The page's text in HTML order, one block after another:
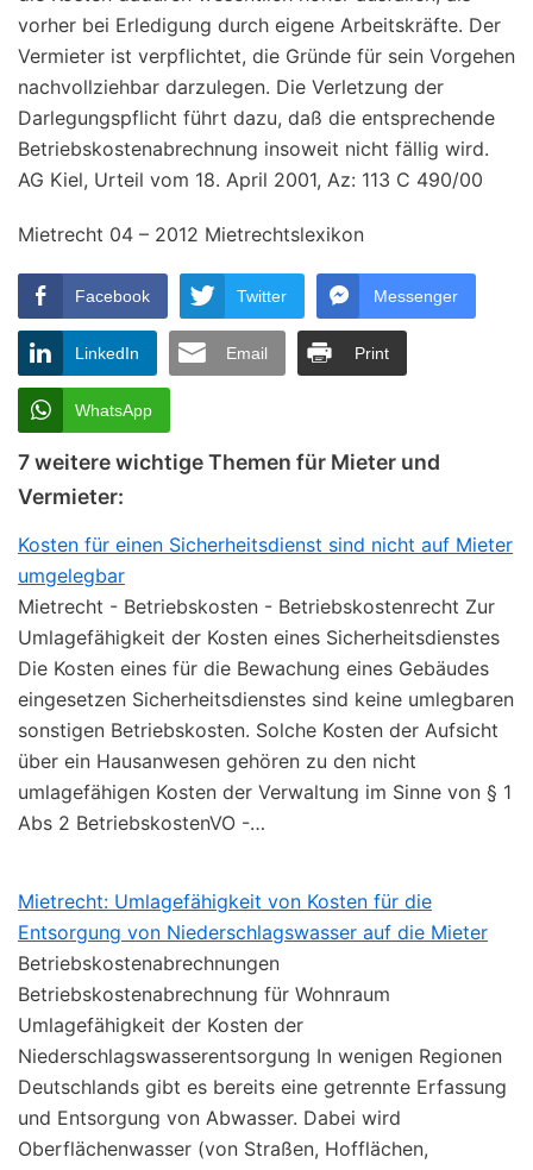
vorher bei Erledigung durch eigene Arbeitskräfte. Der
Vermieter ist verpflichtet, die Gründe für sein Vorgehen
nachvollziehbar darzulegen. Die Verletzung der
Darlegungspflicht führt dazu, daß die entsprechende
Betriebskostenabrechnung insoweit nicht fällig wird.
AG Kiel, Urteil vom 18. April 2001, Az: 113 C 490/00
Mietrecht 04 – 2012 Mietrechtslexikon
Facebook Twitter Messenger
LinkedIn Email Print
WhatsApp
7 weitere wichtige Themen für Mieter und
Vermieter:
Kosten für einen Sicherheitsdienst sind nicht auf Mieter
umgelegbar
Mietrecht - Betriebskosten - Betriebskostenrecht Zur
Umlagefähigkeit der Kosten eines Sicherheitsdienstes
Die Kosten eines für die Bewachung eines Gebäudes
eingesetzen Sicherheitsdienstes sind keine umlegbaren
sonstigen Betriebskosten. Solche Kosten der Aufsicht
über ein Hausanwesen gehören zu den nicht
umlagefähigen Kosten der Verwaltung im Sinne von § 1
Abs 2 BetriebskostenVO -…
Mietrecht: Umlagefähigkeit von Kosten für die
Entsorgung von Niederschlagswasser auf die Mieter
Betriebskostenabrechnungen
Betriebskostenabrechnung für Wohnraum
Umlagefähigkeit der Kosten der
Niederschlagswasserentsorgung In wenigen Regionen
Deutschlands gibt es bereits eine getrennte Erfassung
und Entsorgung von Abwasser. Dabei wird
Oberflächenwasser (von Straßen, Hofflächen,